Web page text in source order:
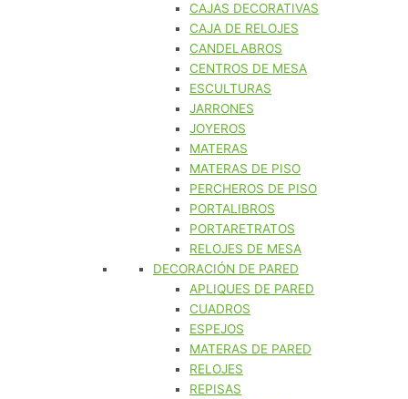
CAJAS DECORATIVAS
CAJA DE RELOJES
CANDELABROS
CENTROS DE MESA
ESCULTURAS
JARRONES
JOYEROS
MATERAS
MATERAS DE PISO
PERCHEROS DE PISO
PORTALIBROS
PORTARETRATOS
RELOJES DE MESA
DECORACIÓN DE PARED
APLIQUES DE PARED
CUADROS
ESPEJOS
MATERAS DE PARED
RELOJES
REPISAS